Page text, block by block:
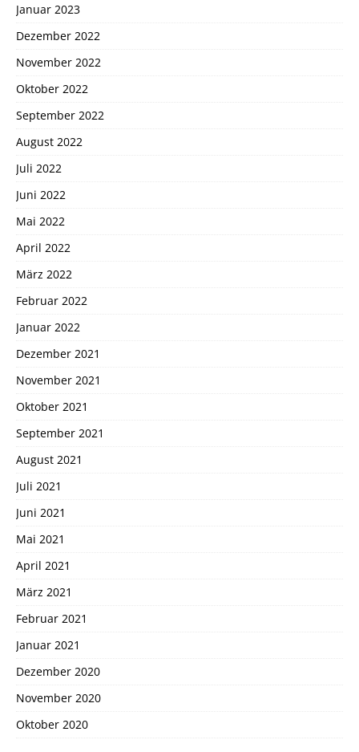
Januar 2023
Dezember 2022
November 2022
Oktober 2022
September 2022
August 2022
Juli 2022
Juni 2022
Mai 2022
April 2022
März 2022
Februar 2022
Januar 2022
Dezember 2021
November 2021
Oktober 2021
September 2021
August 2021
Juli 2021
Juni 2021
Mai 2021
April 2021
März 2021
Februar 2021
Januar 2021
Dezember 2020
November 2020
Oktober 2020